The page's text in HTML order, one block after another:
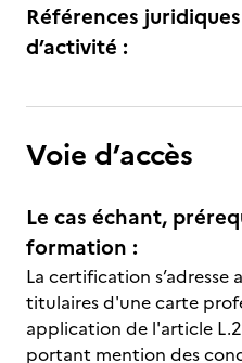
Références
d’activité :
Voie d’accès
Le cas échant,
formation :
La certification
titulaires d'une carte
application de l'article
portant mention des